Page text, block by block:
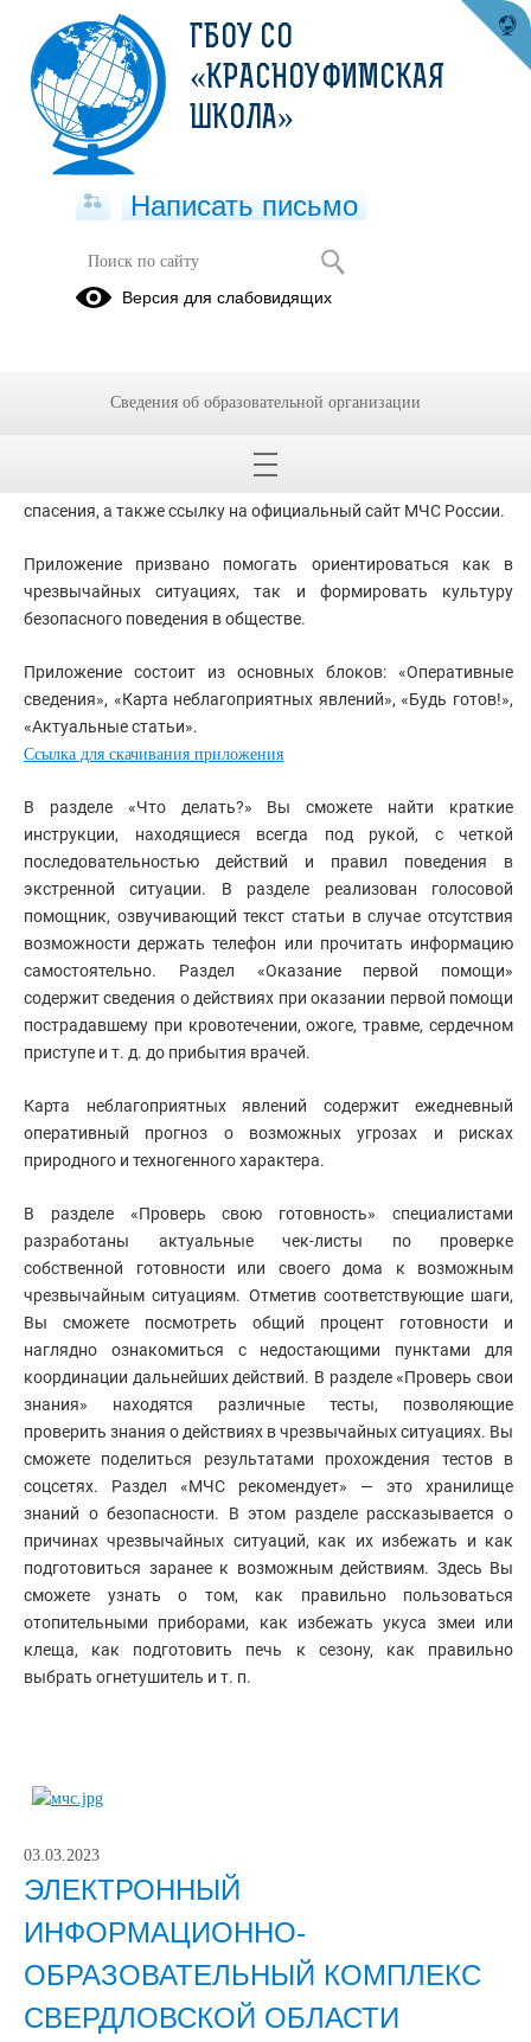
МЧС
мгновенно найти информацию о действиях в случае
так и в путешествиях, на даче, в лесу и на отдыхе. Приложение
спасения, а также ссылку на официальный сайт МЧС России.
Приложение призвано помогать ориентироваться как в
чрезвычайных ситуациях, так и формировать культуру
безопасного поведения в обществе.
Приложение состоит из основных блоков: «Оперативные
сведения», «Карта неблагоприятных явлений», «Будь готов!»,
«Актуальные статьи».
Ссылка для скачивания приложения
В разделе «Что делать?» Вы сможете найти краткие
инструкции, находящиеся всегда под рукой, с четкой
последовательностью действий и правил поведения в
экстренной ситуации. В разделе реализован голосовой
помощник, озвучивающий текст статьи в случае отсутствия
возможности держать телефон или прочитать информацию
самостоятельно. Раздел «Оказание первой помощи»
содержит сведения о действиях при оказании первой помощи
пострадавшему при кровотечении, ожоге, травме, сердечном
приступе и т. д. до прибытия врачей.
Карта неблагоприятных явлений содержит ежедневный
оперативный прогноз о возможных угрозах и рисках
природного и техногенного характера.
В разделе «Проверь свою готовность» специалистами
разработаны актуальные чек-листы по проверке
собственной готовности или своего дома к возможным
чрезвычайным ситуациям. Отметив соответствующие шаги,
Вы сможете посмотреть общий процент готовности и
наглядно ознакомиться с недостающими пунктами для
координации дальнейших действий. В разделе «Проверь свои
знания» находятся различные тесты, позволяющие
проверить знания о действиях в чрезвычайных ситуациях. Вы
сможете поделиться результатами прохождения тестов в
соцсетях. Раздел «МЧС рекомендует» — это хранилище
знаний о безопасности. В этом разделе рассказывается о
причинах чрезвычайных ситуаций, как их избежать и как
подготовиться заранее к возможным действиям. Здесь Вы
сможете узнать о том, как правильно пользоваться
отопительными приборами, как избежать укуса змеи или
клеща, как подготовить печь к сезону, как правильно
выбрать огнетушитель и т. п.
03.03.2023
ЭЛЕКТРОННЫЙ
ИНФОРМАЦИОННО-
ОБРАЗОВАТЕЛЬНЫЙ КОМПЛЕКС
СВЕРДЛОВСКОЙ ОБЛАСТИ
ГБОУ СО
«КРАСНОУФИМСКАЯ
ШКОЛА»
Написать письмо
Версия для слабовидящих
Сведения об образовательной организации